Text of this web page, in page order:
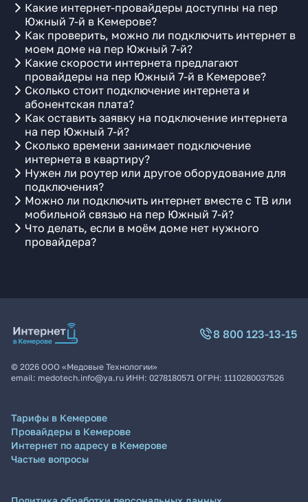
Какие интернет-провайдеры доступны на пер
Южный 7-й в Кемерове?
Как проверить, можно ли подключить интернет в
моем доме на пер Южный 7-й?
Какие скорости интернета предлагают
провайдеры на пер Южный 7-й в Кемерове?
Сколько стоит подключение интернета и
абонентская плата?
Как оставить заявку на подключение интернета
на пер Южный 7-й?
Сколько времени занимает подключение
интернета в квартиру?
Нужен ли роутер или другое оборудование для
подключения?
Можно ли подключить интернет вместе с ТВ или
мобильной связью на пер Южный 7-й?
Что делать, если в моём доме нет нужного
провайдера?
8 800 123-13-15
© 2026 ООО «Медовые Технологии»
email: medotech.info@ya.ru ИНН: 0278180571 ОГРН: 1110280037526
Тарифы в Кемерове
Провайдеры в Кемерове
Интернет по адресу в Кемерове
Частые вопросы